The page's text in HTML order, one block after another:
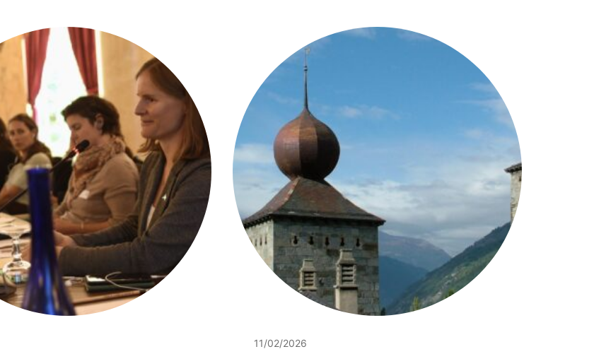
11/02/2026